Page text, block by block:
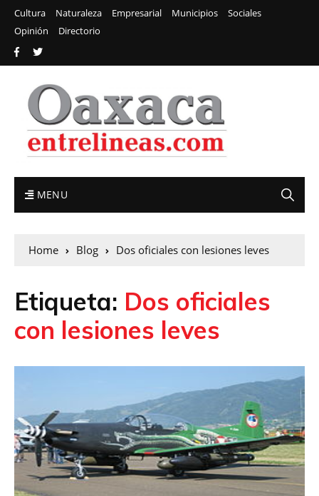
Cultura Naturaleza Empresarial Municipios
Sociales
Opinión
Directorio
MENU
Home Blog Dos oficiales con lesiones leves
Etiqueta: Dos oficiales
con lesiones leves